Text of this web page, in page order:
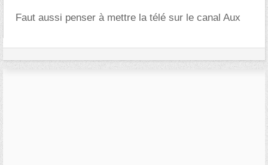
Faut aussi penser à mettre la télé sur le canal Aux